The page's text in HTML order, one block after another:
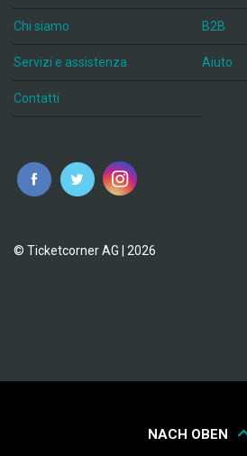
Chi siamo B2B
Servizi e assistenza Aiuto
Contatti
© Ticketcorner AG | 2026
NACH OBEN